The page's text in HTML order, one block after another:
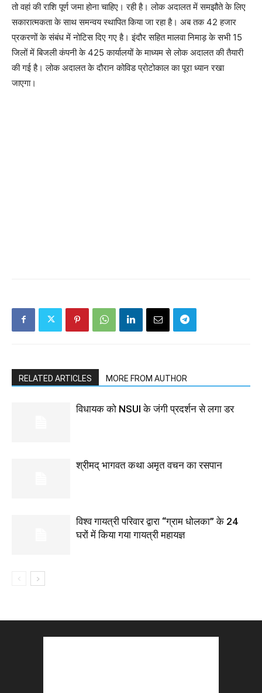
तो वहां की राशि पूर्ण जमा होना चाहिए। रही है। लोक अदालत में समझौते के लिए
सकारात्मकता के साथ समन्वय स्थापित किया जा रहा है। अब तक 42 हजार
प्रकरणों के संबंध में नोटिस दिए गए है। इंदौर सहित मालवा निमाड़ के सभी 15
जिलों में बिजली कंपनी के 425 कार्यालयों के माध्यम से लोक अदालत की तैयारी
की गई है। लोक अदालत के दौरान कोविड प्रोटोकाल का पूरा ध्यान रखा
जाएगा।
RELATED ARTICLES MORE FROM AUTHOR
विधायक को NSUI के जंगी प्रदर्शन से लगा डर
श्रीमद् भागवत कथा अमृत वचन का रसपान
विश्व गायत्री परिवार द्वारा “ग्राम धोलका” के 24
घरों में किया गया गायत्री महायज्ञ